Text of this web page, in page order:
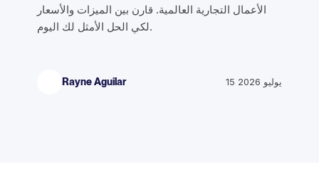
الأعمال التجارية العالمية. قارن بين الميزات والأسعار
لكي الحل الأمثل لك اليوم.
Rayne Aguilar 15 يوليو 2026